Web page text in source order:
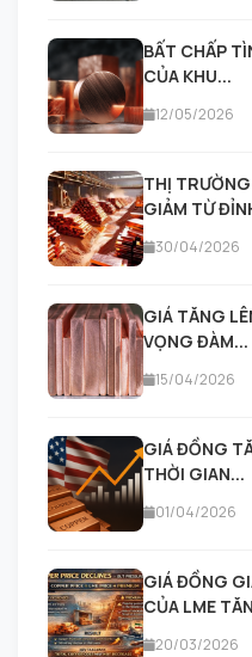
BẤT CHẤP
CỦA KHU...
12/05/2026
THỊ
GIẢM TỪ
30/04/2026
GIÁ TĂNG
VỌNG ĐÀM...
15/04/2026
GIÁ ĐỒNG
THỜI GIAN...
01/04/2026
GIÁ ĐỒNG
CỦA LME
20/03/2026